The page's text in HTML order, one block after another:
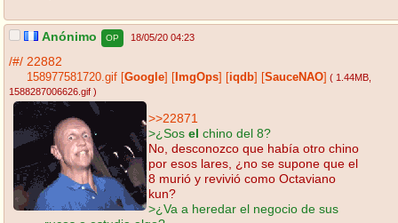
Anónimo OP 18/05/20 04:23
/#/ 22882
158977581720.gif Google ImgOps iqdb SauceNAO ( 1.44MB
1588287006626.gif )
>>22871
>¿Sos el chino del 8?
No, desconozco que había otro chino
por esos lares, ¿no se supone que el
8 murió y revivió como Octaviano
kun?
>¿Va a heredar el negocio de sus